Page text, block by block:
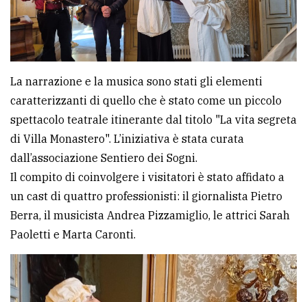
LE
ALTRE
TESTATE
PRIVACY
Privacy
policy
Cookie
policy
La narrazione e la musica sono stati gli elementi
caratterizzanti di quello che è stato come un piccolo
spettacolo teatrale itinerante dal titolo "La vita segreta
di Villa Monastero". L’iniziativa è stata curata
dall’associazione Sentiero dei Sogni.
Il compito di coinvolgere i visitatori è stato affidato a
un cast di quattro professionisti: il giornalista Pietro
Berra, il musicista Andrea Pizzamiglio, le attrici Sarah
Paoletti e Marta Caronti.